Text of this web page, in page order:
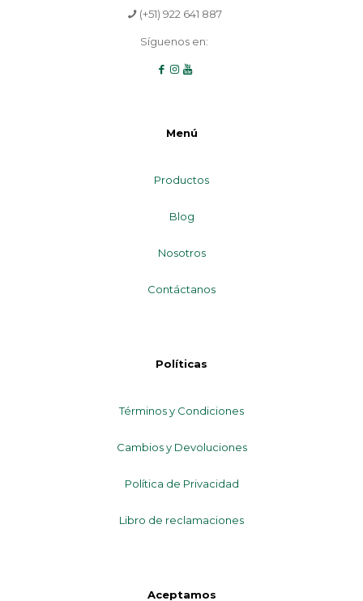
(+51) 922 641 887
Síguenos en:
Menú
Productos
Blog
Nosotros
Contáctanos
Políticas
Términos y Condiciones
Cambios y Devoluciones
Política de Privacidad
Libro de reclamaciones
Aceptamos